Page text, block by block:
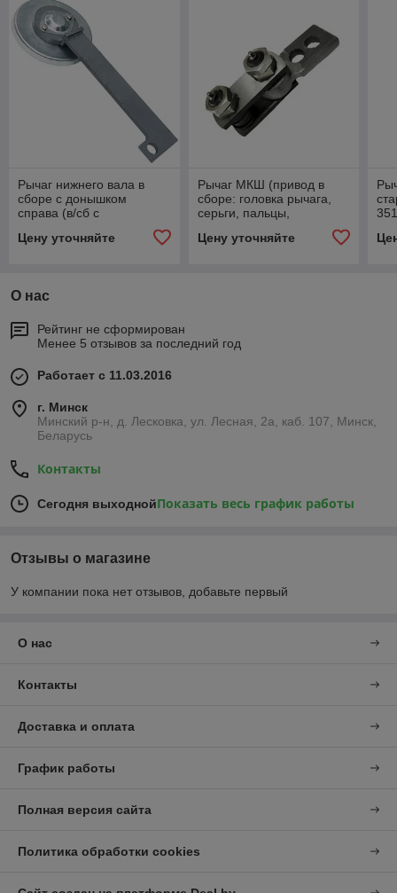
Рычаг нижнего вала в
сборе с донышком
справа (в/сб с
142.03.00.230-01
Цену уточняйте
Рычаг МКШ (привод в
сборе: головка рычага,
серьги, пальцы,
гайки) ЖХН-03.010
Цену уточняйте
О нас
Рейтинг не сформирован
Менее 5 отзывов за последний год
Работает с 11.03.2016
г. Минск
Минский р-н, д. Лесковка, ул. Лесная, 2а, каб. 107, Минск,
Беларусь
Контакты
Сегодня выходнойПоказать весь график работы
Отзывы о магазине
У компании пока нет отзывов, добавьте первый
О нас
Контакты
Доставка и оплата
График работы
Полная версия сайта
Политика обработки cookies